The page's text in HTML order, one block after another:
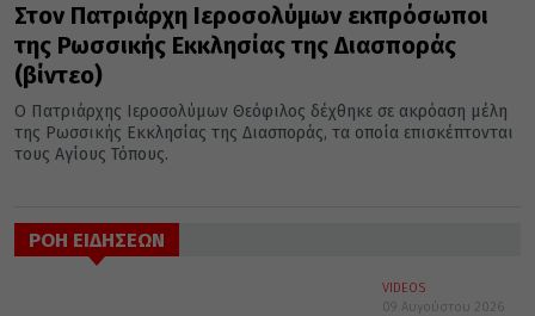
Στον Πατριάρχη Ιεροσολύμων εκπρόσωποι
της Ρωσσικής Εκκλησίας της Διασποράς
(βίντεο)
Ο Πατριάρχης Ιεροσολύμων Θεόφιλος δέχθηκε σε ακρόαση μέλη
της Ρωσσικής Εκκλησίας της Διασποράς, τα οποία επισκέπτονται
τους Αγίους Τόπους.
ΡΟΗ ΕΙΔΗΣΕΩΝ
VIDEOS
09 Αυγούστου 2026